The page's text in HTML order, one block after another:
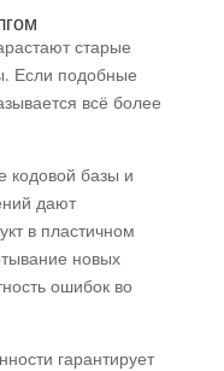
старые
Если подобные
всё более
кодовой базы и
дают
в пластичном
новых
ошибок во
гарантирует